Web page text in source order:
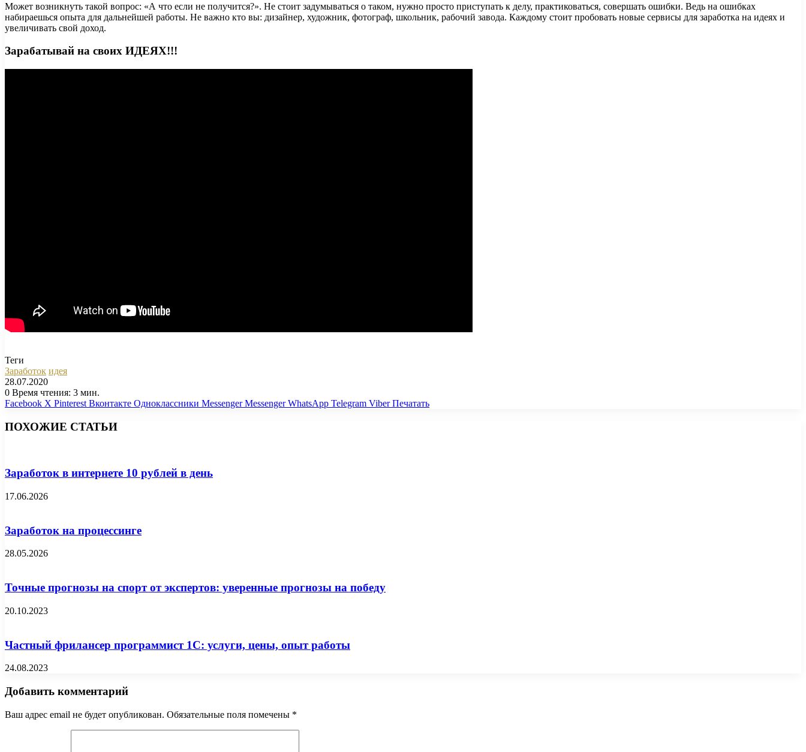
Может возникнуть такой вопрос: «А что если не получится?». Не стоит задумываться о таком, нужно просто приступать к делу, практиковаться, совершать ошибки. Ведь на ошибках
набираешься опыта для дальнейшей работы. Не важно кто вы: дизайнер, художник, фотограф, школьник, рабочий завода. Каждому стоит пробовать новые сервисы для заработка на идеях и
увеличивать свой доход.
Зарабатывай на своих ИДЕЯХ!!!
Теги
Заработок идея
28.07.2020
0 Время чтения: 3 мин.
Facebook X Pinterest Вконтакте Одноклассники Messenger Messenger WhatsApp Telegram Viber Печатать
ПОХОЖИЕ СТАТЬИ
Заработок в интернете 10 рублей в день
17.06.2026
Заработок на процессинге
28.05.2026
Точные прогнозы на спорт от экспертов: уверенные прогнозы на победу
20.10.2023
Частный фрилансер программист 1С: услуги, цены, опыт работы
24.08.2023
Добавить комментарий
Ваш адрес email не будет опубликован. Обязательные поля помечены *